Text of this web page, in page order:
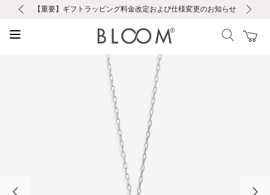
お修理・アフターサービスのご案内
【重要】令和８年熊本地震に伴う集配への影響について
【重要】ギフトラッピング料金改定および仕様変更のお知らせ
【重要】夏季休業の営業についてのご案内
税込5,500円以上で送料無料｜最短24時間以内に発送
新規会員登録で1000ポイントプレゼント！
新規LINE友だち登録で500円クーポンプレゼント
会員限定！レビュー投稿で100ポイントプレゼント
お修理・アフターサービスのご案内
【重要】令和８年熊本地震に伴う集配への影響について